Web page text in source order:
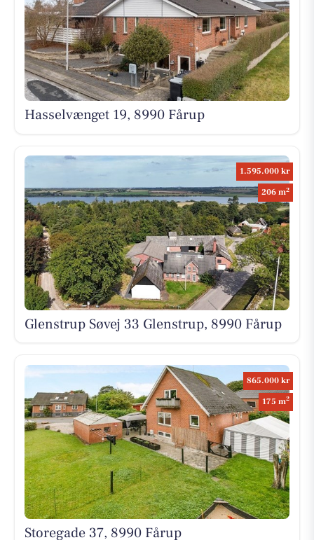
Hasselvænget 19, 8990 Fårup
1.595.000 kr
206 m2
Glenstrup Søvej 33 Glenstrup, 8990 Fårup
865.000 kr
175 m2
Storegade 37, 8990 Fårup